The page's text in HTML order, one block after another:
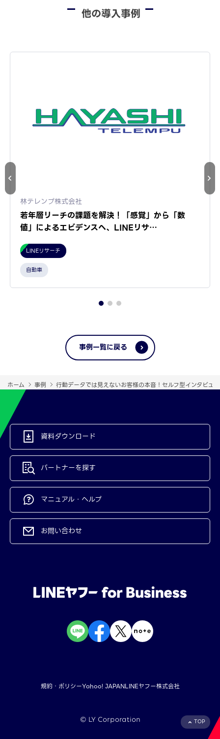
他の導入事例
林テレンプ株式会社
若年層リーチの課題を解決！「感覚」から「数
値」によるエビデンスへ、LINEリサ…
LINEリサーチ
自動車
事例一覧に戻る
ホーム 事例 行動データでは見えないお客様の本音！セルフ型インタビュ
資料ダウンロード
パートナーを探す
マニュアル・ヘルプ
お問い合わせ
TOP
規約・ポリシーYahoo! JAPANLINEヤフー株式会社
©︎ LY Corporation